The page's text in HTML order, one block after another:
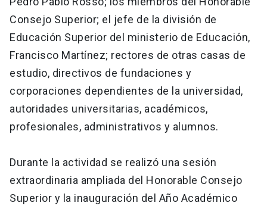
Consejo Superior; el jefe de la división de
Educación Superior del ministerio de Educación,
Francisco Martínez; rectores de otras casas de
estudio, directivos de fundaciones y
corporaciones dependientes de la universidad,
autoridades universitarias, académicos,
profesionales, administrativos y alumnos.
Durante la actividad se realizó una sesión
extraordinaria ampliada del Honorable Consejo
Superior y la inauguración del Año Académico